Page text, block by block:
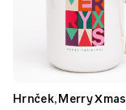
Hrnček, Merry Xmas